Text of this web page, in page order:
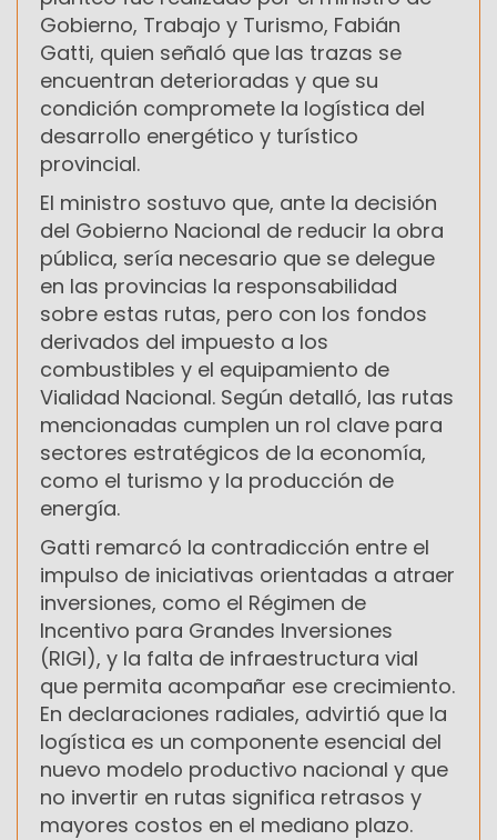
Gobierno, Trabajo y Turismo, Fabián
Gatti, quien señaló que las trazas se
encuentran deterioradas y que su
condición compromete la logística del
desarrollo energético y turístico
provincial.
El ministro sostuvo que, ante la decisión
del Gobierno Nacional de reducir la obra
pública, sería necesario que se delegue
en las provincias la responsabilidad
sobre estas rutas, pero con los fondos
derivados del impuesto a los
combustibles y el equipamiento de
Vialidad Nacional. Según detalló, las rutas
mencionadas cumplen un rol clave para
sectores estratégicos de la economía,
como el turismo y la producción de
energía.
Gatti remarcó la contradicción entre el
impulso de iniciativas orientadas a atraer
inversiones, como el Régimen de
Incentivo para Grandes Inversiones
(RIGI), y la falta de infraestructura vial
que permita acompañar ese crecimiento.
En declaraciones radiales, advirtió que la
logística es un componente esencial del
nuevo modelo productivo nacional y que
no invertir en rutas significa retrasos y
mayores costos en el mediano plazo.